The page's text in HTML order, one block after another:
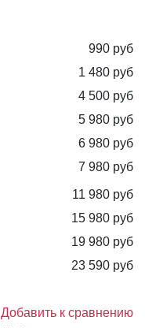
990 руб
1 480 руб
4 500 руб
5 980 руб
6 980 руб
7 980 руб
11 980 руб
15 980 руб
19 980 руб
23 590 руб
Добавить к сравнению